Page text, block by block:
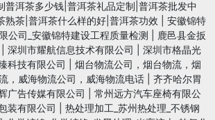
普洱茶多少钱|普洱茶礼品定制|普洱茶批发中
熟茶|普洱茶什么样的好|普洱茶功效
安徽锦特
公司_安徽锦特建设工程质量检测
鹿邑县金扳
深圳市耀航信息技术有限公司
深圳市格晶光
科技有限公司
烟台物流公司，烟台物流，烟
，威海物流公司，威海物流电话
齐齐哈尔胃
广告传媒有限公司
常州远方汽车座椅有限公
装有限公司
热处理加工_苏州热处理_不锈钢